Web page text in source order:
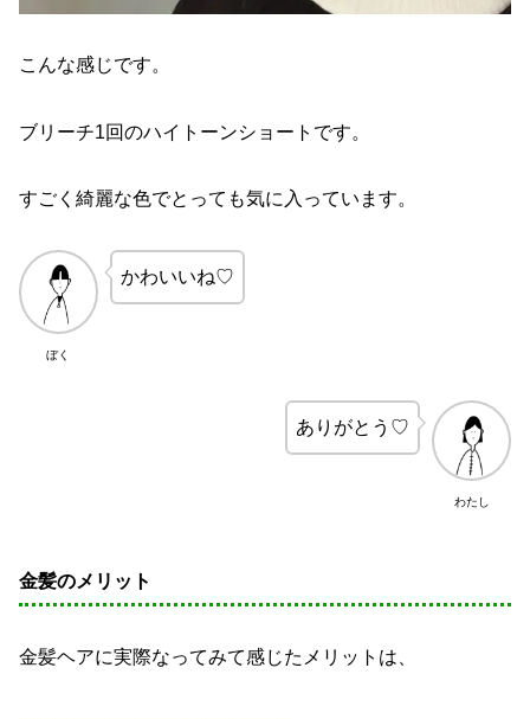
こんな感じです。
ブリーチ1回のハイトーンショートです。
すごく綺麗な色でとっても気に入っています。
ぼく
かわいいね♡
わたし
ありがとう♡
金髪のメリット
金髪ヘアに実際なってみて感じたメリットは、